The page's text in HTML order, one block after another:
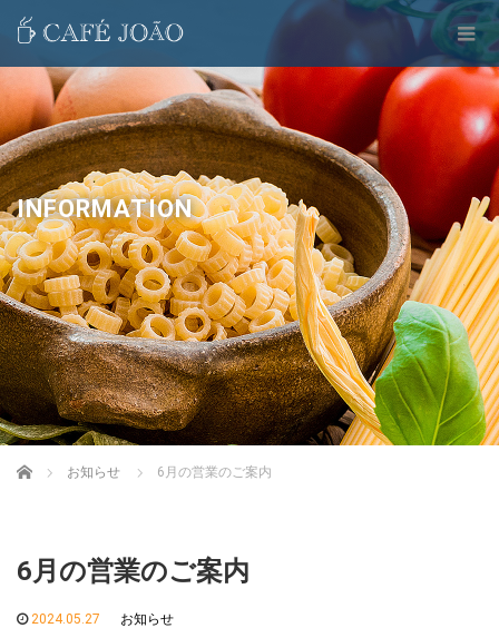
INFORMATION
Home お知らせ 6月の営業のご案内
6月の営業のご案内
2024.05.27 お知らせ